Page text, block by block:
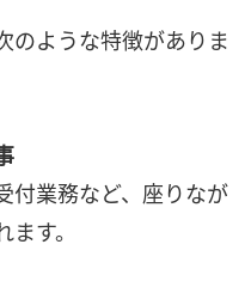
のような特徴がありま
付業務など、座りなが
す。